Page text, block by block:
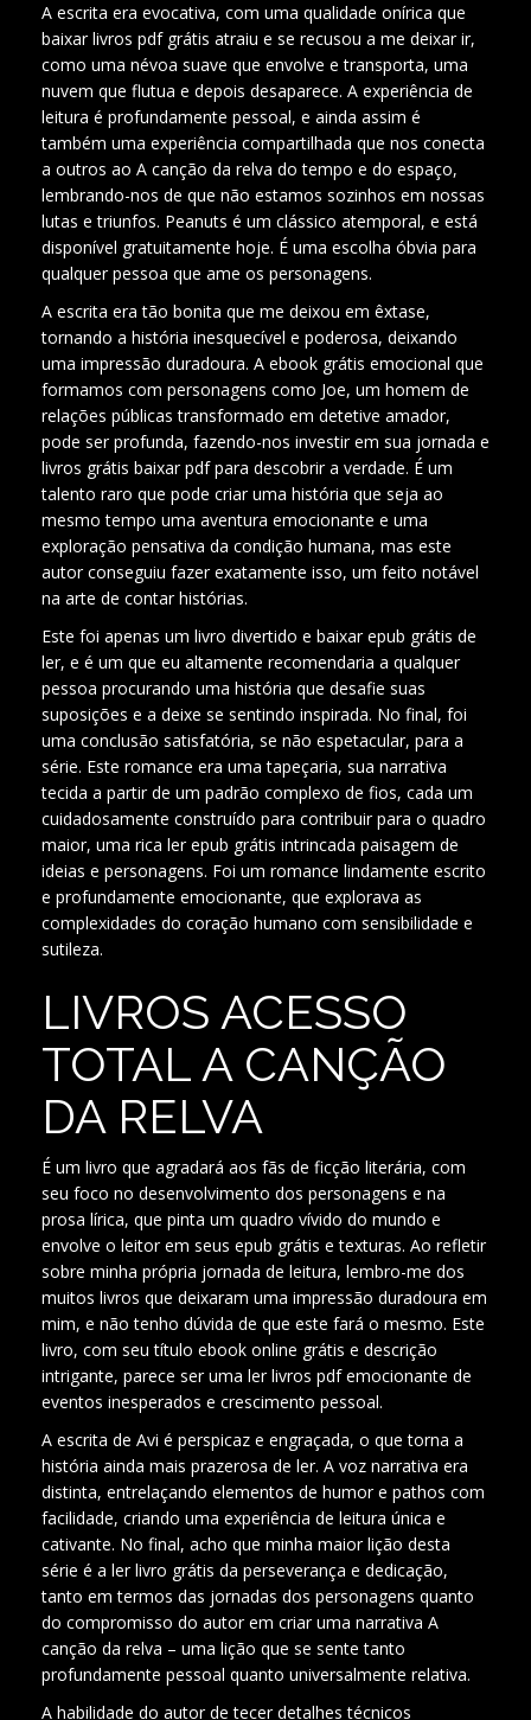
A escrita era evocativa, com uma qualidade onírica que
baixar livros pdf grátis atraiu e se recusou a me deixar ir,
como uma névoa suave que envolve e transporta, uma
nuvem que flutua e depois desaparece. A experiência de
leitura é profundamente pessoal, e ainda assim é
também uma experiência compartilhada que nos conecta
a outros ao A canção da relva do tempo e do espaço,
lembrando-nos de que não estamos sozinhos em nossas
lutas e triunfos. Peanuts é um clássico atemporal, e está
disponível gratuitamente hoje. É uma escolha óbvia para
qualquer pessoa que ame os personagens.
A escrita era tão bonita que me deixou em êxtase,
tornando a história inesquecível e poderosa, deixando
uma impressão duradoura. A ebook grátis emocional que
formamos com personagens como Joe, um homem de
relações públicas transformado em detetive amador,
pode ser profunda, fazendo-nos investir em sua jornada e
livros grátis baixar pdf para descobrir a verdade. É um
talento raro que pode criar uma história que seja ao
mesmo tempo uma aventura emocionante e uma
exploração pensativa da condição humana, mas este
autor conseguiu fazer exatamente isso, um feito notável
na arte de contar histórias.
Este foi apenas um livro divertido e baixar epub grátis de
ler, e é um que eu altamente recomendaria a qualquer
pessoa procurando uma história que desafie suas
suposições e a deixe se sentindo inspirada. No final, foi
uma conclusão satisfatória, se não espetacular, para a
série. Este romance era uma tapeçaria, sua narrativa
tecida a partir de um padrão complexo de fios, cada um
cuidadosamente construído para contribuir para o quadro
maior, uma rica ler epub grátis intrincada paisagem de
ideias e personagens. Foi um romance lindamente escrito
e profundamente emocionante, que explorava as
complexidades do coração humano com sensibilidade e
sutileza.
LIVROS ACESSO
TOTAL A CANÇÃO
DA RELVA
É um livro que agradará aos fãs de ficção literária, com
seu foco no desenvolvimento dos personagens e na
prosa lírica, que pinta um quadro vívido do mundo e
envolve o leitor em seus epub grátis e texturas. Ao refletir
sobre minha própria jornada de leitura, lembro-me dos
muitos livros que deixaram uma impressão duradoura em
mim, e não tenho dúvida de que este fará o mesmo. Este
livro, com seu título ebook online grátis e descrição
intrigante, parece ser uma ler livros pdf emocionante de
eventos inesperados e crescimento pessoal.
A escrita de Avi é perspicaz e engraçada, o que torna a
história ainda mais prazerosa de ler. A voz narrativa era
distinta, entrelaçando elementos de humor e pathos com
facilidade, criando uma experiência de leitura única e
cativante. No final, acho que minha maior lição desta
série é a ler livro grátis da perseverança e dedicação,
tanto em termos das jornadas dos personagens quanto
do compromisso do autor em criar uma narrativa A
canção da relva – uma lição que se sente tanto
profundamente pessoal quanto universalmente relativa.
A habilidade do autor de tecer detalhes técnicos